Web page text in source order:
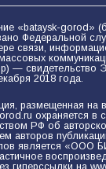
«bataysk-gorod»
Федеральной
связи,
—
2018 года.
размещенная на
охраняется в
РФ об
авторов
является «ООО
гиперссылки на